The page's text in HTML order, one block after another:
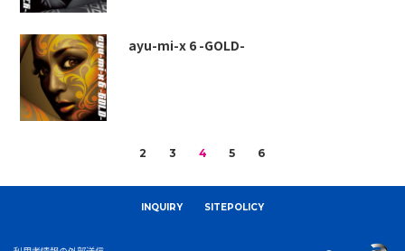
ayu-mi-x 6 -GOLD-
2 3 4 5 6
INQUIRY SITEPOLICY